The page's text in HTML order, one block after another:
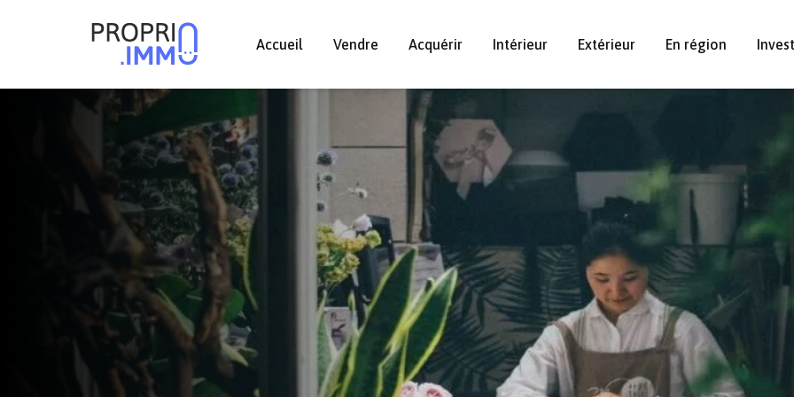
Accueil Vendre Acquérir Intérieur Extérieur En région